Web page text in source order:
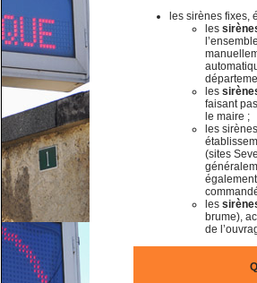
les sirènes fixes,
les
les
faisant
le maire ;
les
(sites
les
brume),
de